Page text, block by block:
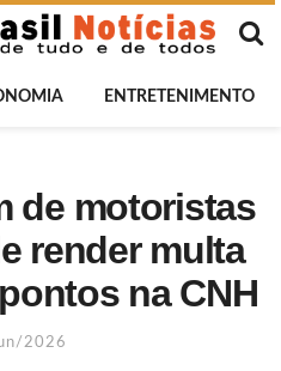
ENTRETENIMENTO
de motoristas
render multa
na CNH
2026